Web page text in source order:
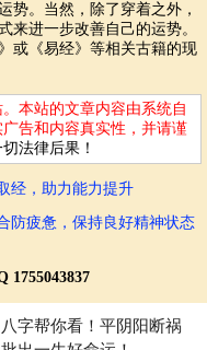
势。当然，除了穿着之外，
来进一步改善自己的运势。
或《易经》等相关古籍的现
本站的文章内容由系统自
告和内容真实性，并请谨
法律后果！
经，助力能力提升
防疲惫，保持良好精神状态
1755043837
字帮你看！平阴阳断祸